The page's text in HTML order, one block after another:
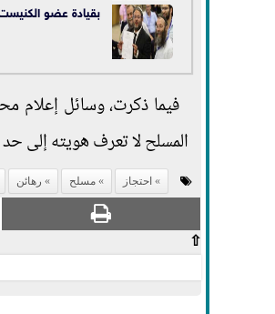
بقيادة عضو
فيما ذكرت، وسائل إعلام
المسلح لا تعرف هويته إلى حد
احتجاز مسلح رهائن
⇧